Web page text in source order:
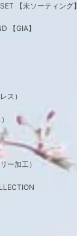
【未ソーティング】
【GIA】
ス）
ー加工）